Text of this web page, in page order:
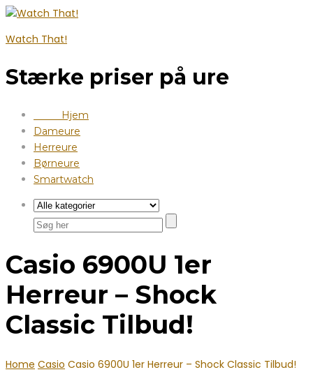
Watch That!
Stærke priser på ure
Hjem
Dameure
Herreure
Børneure
Smartwatch
Casio 6900U 1er
Herreur – Shock
Classic Tilbud!
Home Casio Casio 6900U 1er Herreur – Shock Classic Tilbud!